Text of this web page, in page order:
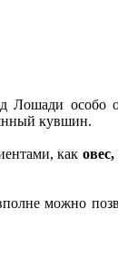
Лошади особо
кувшин.
как
можно